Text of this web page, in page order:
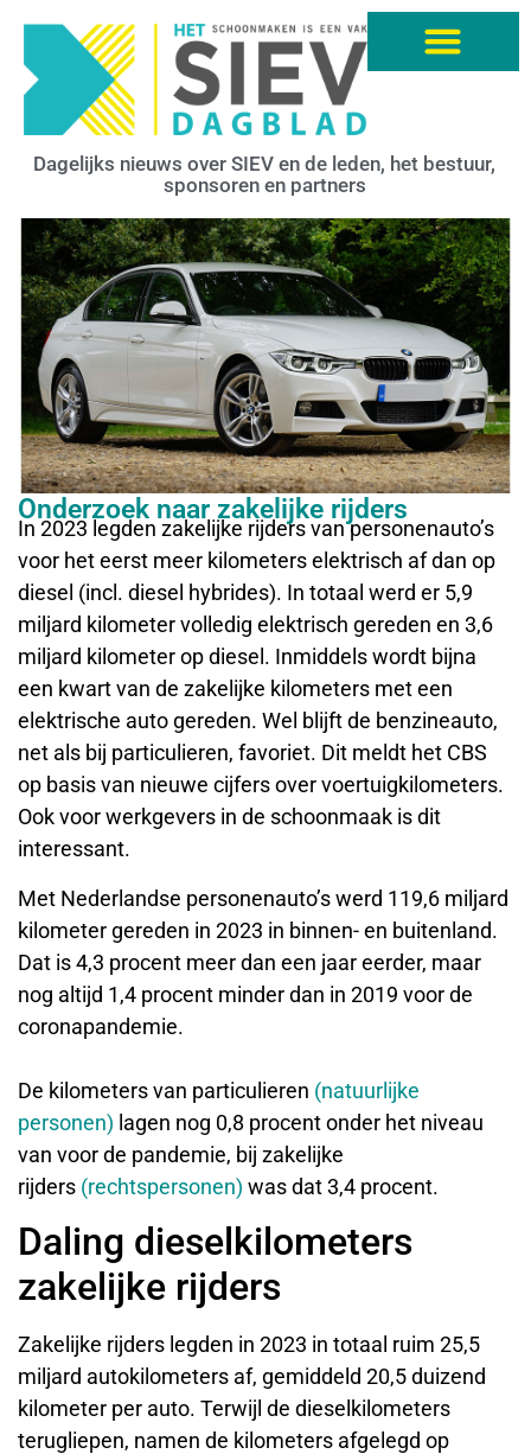
Dagelijks nieuws over SIEV en de leden, het bestuur,
sponsoren en partners
Onderzoek naar zakelijke rijders
In 2023 legden zakelijke rijders van personenauto’s
voor het eerst meer kilometers elektrisch af dan op
diesel (incl. diesel hybrides). In totaal werd er 5,9
miljard kilometer volledig elektrisch gereden en 3,6
miljard kilometer op diesel. Inmiddels wordt bijna
een kwart van de zakelijke kilometers met een
elektrische auto gereden. Wel blijft de benzineauto,
net als bij particulieren, favoriet. Dit meldt het CBS
op basis van nieuwe cijfers over voertuigkilometers.
Ook voor werkgevers in de schoonmaak is dit
interessant.
Met Nederlandse personenauto’s werd 119,6 miljard
kilometer gereden in 2023 in binnen- en buitenland.
Dat is 4,3 procent meer dan een jaar eerder, maar
nog altijd 1,4 procent minder dan in 2019 voor de
coronapandemie.
De kilometers van particulieren (natuurlijke
personen) lagen nog 0,8 procent onder het niveau
van voor de pandemie, bij zakelijke
rijders (rechtspersonen) was dat 3,4 procent.
Daling dieselkilometers
zakelijke rijders
Zakelijke rijders legden in 2023 in totaal ruim 25,5
miljard autokilometers af, gemiddeld 20,5 duizend
kilometer per auto. Terwijl de dieselkilometers
terugliepen, namen de kilometers afgelegd op